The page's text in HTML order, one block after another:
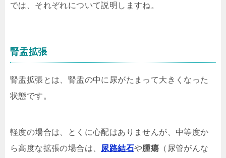
では、それぞれについて説明しますね。
腎盂拡張
腎盂拡張とは、腎盂の中に尿がたまって大きくなった
状態です。
軽度の場合は、とくに心配はありませんが、中等度か
ら高度な拡張の場合は、 尿路結石や腫瘍 （尿管がんな